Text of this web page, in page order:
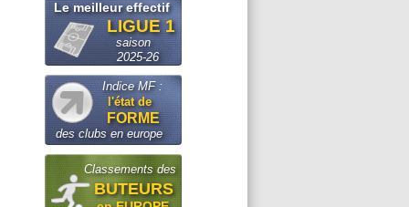
Le meilleur effectif
LIGUE 1
saison
2025-26
Indice MF :
l'état de
FORME
des clubs en europe
Classements des
BUTEURS